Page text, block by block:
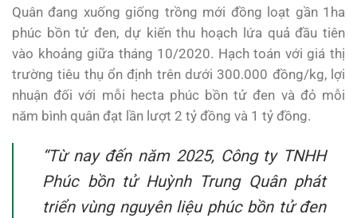
Quân đang xuống giống trồng mới đồng loạt gần 1ha
phúc bồn tử đen, dự kiến thu hoạch lứa quả đầu tiên
vào khoảng giữa tháng 10/2020. Hạch toán với giá thị
trường tiêu thụ ổn định trên dưới 300.000 đồng/kg, lợi
nhuận đối với mỗi hecta phúc bồn tử đen và đỏ mỗi
năm bình quân đạt lần lượt 2 tỷ đồng và 1 tỷ đồng.
“Từ nay đến năm 2025, Công ty TNHH
Phúc bồn tử Huỳnh Trung Quân phát
triển vùng nguyên liệu phúc bồn tử đen